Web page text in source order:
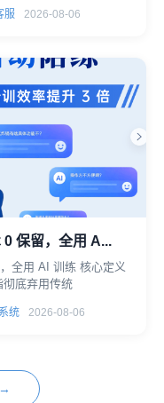
服 2026-08-06
保留，全用 A...
全用 AI 训练 核心定义
彻底弃用传统
统 2026-08-06